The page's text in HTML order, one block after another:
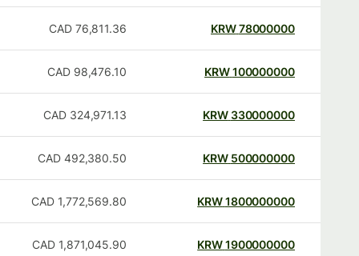
78000000
KRW
76,811.36
CAD
100000000
KRW
98,476.10
CAD
330000000
KRW
324,971.13
CAD
500000000
KRW
492,380.50
CAD
1800000000
KRW
1,772,569.80
CAD
1900000000
KRW
1,871,045.90
CAD